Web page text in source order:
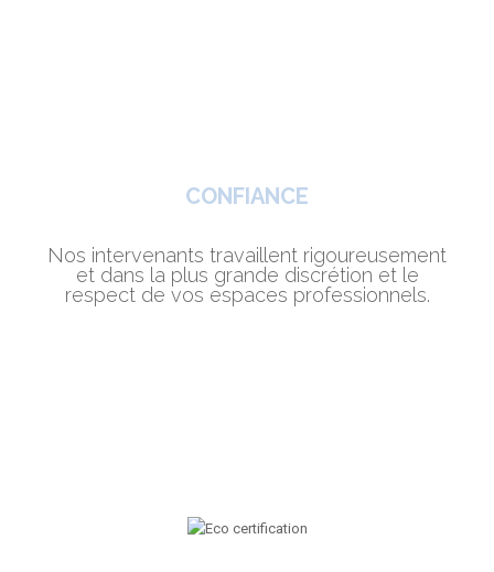
CONFIANCE
Nos intervenants travaillent rigoureusement
et dans la plus grande discrétion et le
respect de vos espaces professionnels.